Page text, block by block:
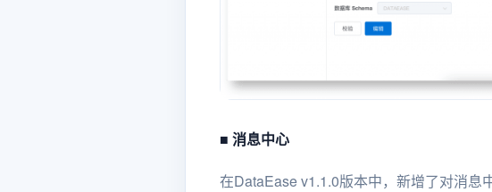
■ 消息中心
在DataEase v1.1.0版本中，新增了对消息